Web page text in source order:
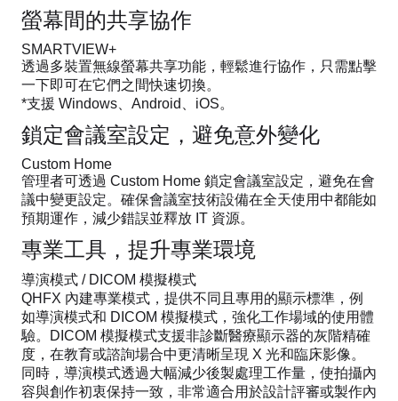
螢幕間的共享協作
SMARTVIEW+
透過多裝置無線螢幕共享功能，輕鬆進行協作，只需點擊
一下即可在它們之間快速切換。
*支援 Windows、Android、iOS。
鎖定會議室設定，避免意外變化
Custom Home
管理者可透過 Custom Home 鎖定會議室設定，避免在會
議中變更設定。確保會議室技術設備在全天使用中都能如
預期運作，減少錯誤並釋放 IT 資源。
專業工具，提升專業環境
導演模式 / DICOM 模擬模式
QHFX 內建專業模式，提供不同且專用的顯示標準，例
如導演模式和 DICOM 模擬模式，強化工作場域的使用體
驗。DICOM 模擬模式支援非診斷醫療顯示器的灰階精確
度，在教育或諮詢場合中更清晰呈現 X 光和臨床影像。
同時，導演模式透過大幅減少後製處理工作量，使拍攝內
容與創作初衷保持一致，非常適合用於設計評審或製作內